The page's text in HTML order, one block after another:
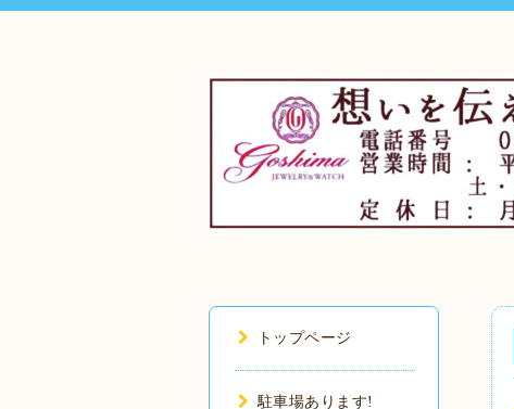
トップページ
駐車場あります!